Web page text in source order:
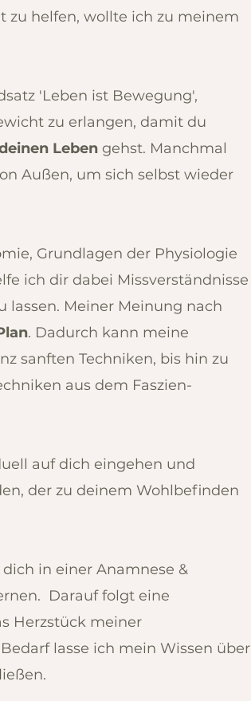
zu helfen, wollte ich zu meinem
'Leben ist Bewegung',
zu erlangen, damit du
Lebengehst. Manchmal
Außen, um sich selbst wieder
Grundlagen der Physiologie
ich dir dabei Missverständnisse
lassen. Meiner Meinung nach
. Dadurch kann meine
sanften Techniken, bis hin zu
aus dem Faszien-
auf dich eingehen und
der zu deinem Wohlbefinden
in einer Anamnese &
Darauf folgt eine
Herzstück meiner
lasse ich mein Wissen über